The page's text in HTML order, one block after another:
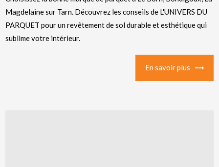
Magdelaine sur Tarn. Découvrez les conseils de L'UNIVERS DU
PARQUET pour un revêtement de sol durable et esthétique qui
sublime votre intérieur.
En savoir plus